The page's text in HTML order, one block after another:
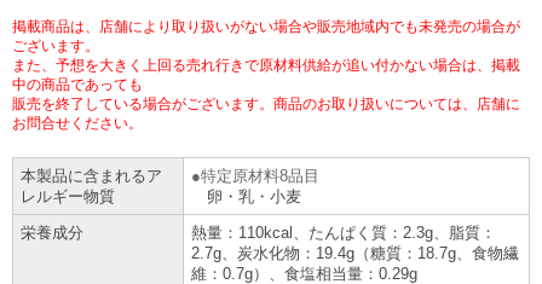
ニンテンドー・ダウンロードカード
スキャン
ファクス
チケット
セブン銀行ATM
ご利用可能なお支払い方法
各種料金のお支払い
チケットぴあ
イープラス
CNプレイガイド
タワーレコード
セブンネットショッピング
停電時のサービス停止のお知らせ
貸借対照表・損益計算書
沿革
国内店舗数
サステナビリティ推進体制
GREEN CHALLENGE 2050
4VISIONS
サステナビリティニュース
アルバイト情報 採用情報
店舗検索
ネットショッピング
お問い合わせ
Language
English (Corporate)
English (Services)
掲載商品は、店舗により取り扱いがない場合や販売地域内でも未発売の場合が
ございます。
また、予想を大きく上回る売れ行きで原材料供給が追い付かない場合は、掲載
中の商品であっても
販売を終了している場合がございます。商品のお取り扱いについては、店舗に
お問合せください。
本製品に含まれるア
レルギー物質
特定原材料8品目
卵・乳・小麦
栄養成分
熱量：110kcal、たんぱく質：2.3g、脂質：
2.7g、炭水化物：19.4g（糖質：18.7g、食物繊
維：0.7g）、食塩相当量：0.29g